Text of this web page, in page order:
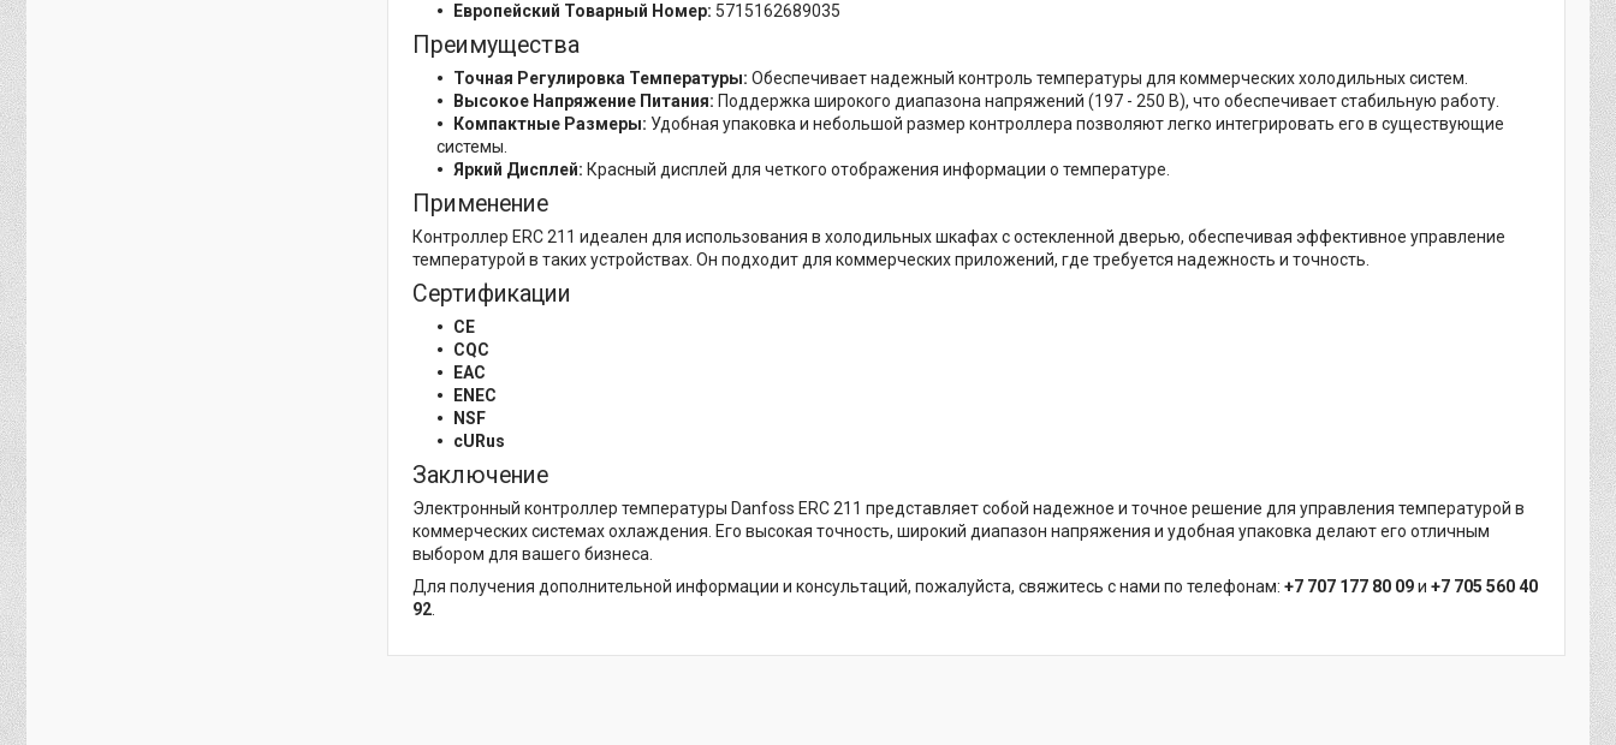
Европейский Товарный Номер: 5715162689035
Преимущества
Точная Регулировка Температуры: Обеспечивает надежный контроль температуры для коммерческих холодильных систем.
Высокое Напряжение Питания: Поддержка широкого диапазона напряжений (197 - 250 В), что обеспечивает стабильную работу.
Компактные Размеры: Удобная упаковка и небольшой размер контроллера позволяют легко интегрировать его в существующие
системы.
Яркий Дисплей: Красный дисплей для четкого отображения информации о температуре.
Применение
Контроллер ERC 211 идеален для использования в холодильных шкафах с остекленной дверью, обеспечивая эффективное управление
температурой в таких устройствах. Он подходит для коммерческих приложений, где требуется надежность и точность.
Сертификации
CE
CQC
EAC
ENEC
NSF
cURus
Заключение
Электронный контроллер температуры Danfoss ERC 211 представляет собой надежное и точное решение для управления температурой в
коммерческих системах охлаждения. Его высокая точность, широкий диапазон напряжения и удобная упаковка делают его отличным
выбором для вашего бизнеса.
Для получения дополнительной информации и консультаций, пожалуйста, свяжитесь с нами по телефонам: +7 707 177 80 09и +7 705 560 40
92.